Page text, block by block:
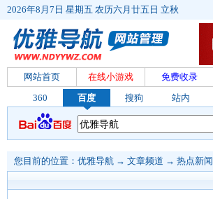
2026年8月7日 星期五 农历六月廿五日 立秋
网站首页 在线小游戏 免费收录
360
百度 搜狗 站内
您目前的位置： 优雅导航 → 文章频道 → 热点新闻